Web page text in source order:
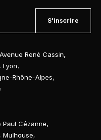
S'inscrire
René Cassin,
,Lyon,
Rhône-Alpes,
Paul Cézanne,
,Mulhouse,